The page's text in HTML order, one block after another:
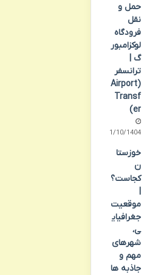
حمل و
نقل
فرودگاه
لوکزامبور
گ |
ترانسفر
(Airport
Transf
er)
11/10/1404
خوزستا
ن
کجاست؟
موقعیت
جغرافیای
ی،
شهرهای
مهم و
جاذبه ها